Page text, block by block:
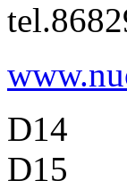
D14
D15